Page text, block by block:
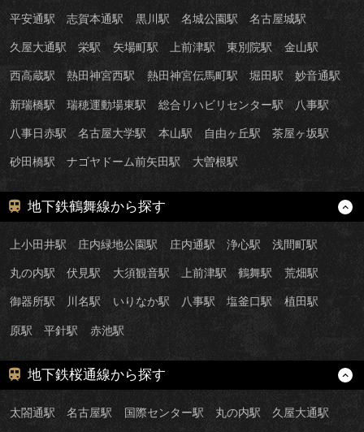
平安通駅 志賀本通駅 黒川駅 名城公園駅 名古屋城駅
久屋大通駅 栄駅 矢場町駅 上前津駅 東別院駅 金山駅
西高蔵駅 熱田神宮西駅 熱田神宮伝馬町駅 堀田駅 妙音通駅
新瑞橋駅 瑞穂運動場東駅 総合リハビリセンター駅 八事駅
八事日赤駅 名古屋大学駅 本山駅 自由ヶ丘駅 茶屋ヶ坂駅
砂田橋駅 ナゴヤドーム前矢田駅 大曽根駅
地下鉄鶴舞線から探す
上小田井駅 庄内緑地公園駅 庄内通駅 浄心駅 浅間町駅
丸の内駅 伏見駅 大須観音駅 上前津駅 鶴舞駅 荒畑駅
御器所駅 川名駅 いりなか駅 八事駅 塩釜口駅 植田駅
原駅 平針駅 赤池駅
地下鉄桜通線から探す
太閤通駅 名古屋駅 国際センター駅 丸の内駅 久屋大通駅